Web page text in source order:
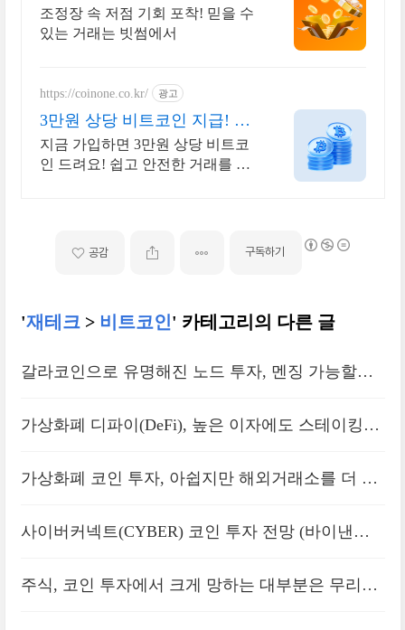
법 신규 가입 시 5만원 혜택
조정장 속 저점 기회 포착! 믿을 수
있는 거래는 빗썸에서
https://coinone.co.kr/ 광고
3만원 상당 비트코인 지급! 12
년 무사고 거래소
지금 가입하면 3만원 상당 비트코
인 드려요! 쉽고 안전한 거래를 코
공감 구독하기
'재테크> 비트코인' 카테고리의 다른 글
갈라코인으로 유명해진 노드 투자, 멘징 가능할까
가상화폐 디파이(DeFi), 높은 이자에도 스테이킹을
가상화폐 코인 투자, 아쉽지만 해외거래소를 더 이
사이버커넥트(CYBER) 코인 투자 전망 (바이낸스
주식, 코인 투자에서 크게 망하는 대부분은 무리한